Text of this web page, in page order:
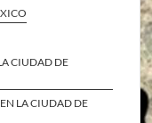
CIUDAD DE
LA CIUDAD DE